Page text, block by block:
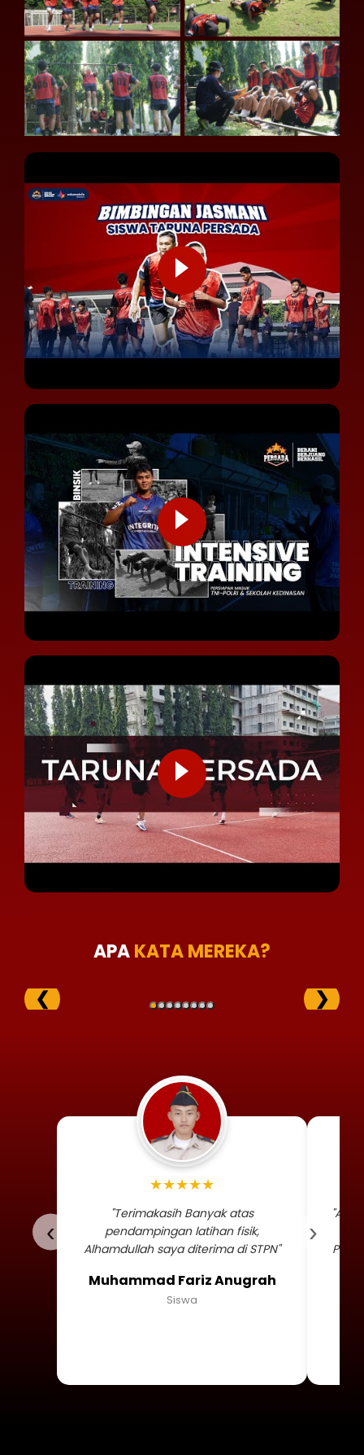
APAKATA MEREKA?
❮ ❯
‹
Foto profil siswa
★★★★★
"Terimakasih Banyak atas
pendampingan latihan fisik,
Alhamdullah saya diterima di STPN"
Muhammad Fariz Anugrah
Siswa
›